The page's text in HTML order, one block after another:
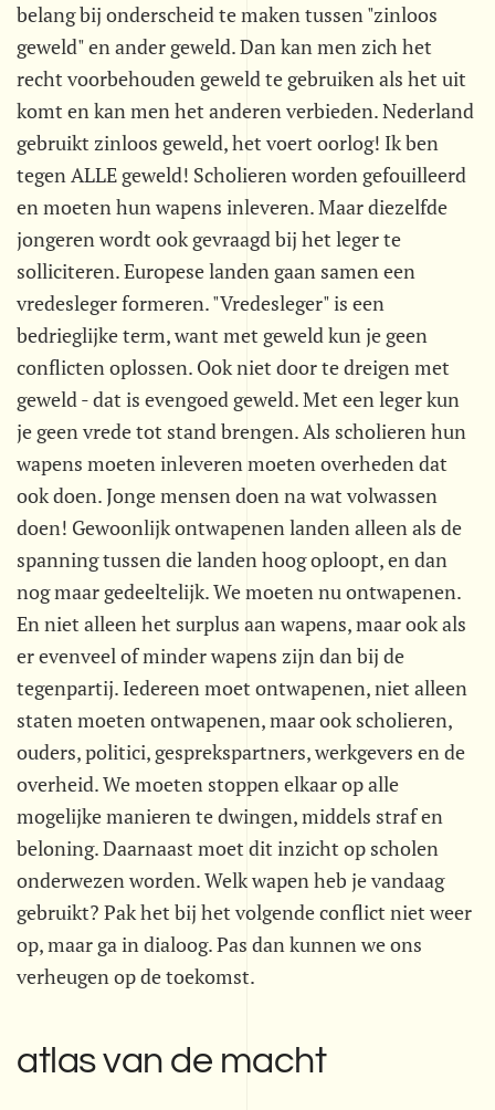
belang bij onderscheid te maken tussen "zinloos
geweld" en ander geweld. Dan kan men zich het
recht voorbehouden geweld te gebruiken als het uit
komt en kan men het anderen verbieden. Nederland
gebruikt zinloos geweld, het voert oorlog! Ik ben
tegen ALLE geweld! Scholieren worden gefouilleerd
en moeten hun wapens inleveren. Maar diezelfde
jongeren wordt ook gevraagd bij het leger te
solliciteren. Europese landen gaan samen een
vredesleger formeren. "Vredesleger" is een
bedrieglijke term, want met geweld kun je geen
conflicten oplossen. Ook niet door te dreigen met
geweld - dat is evengoed geweld. Met een leger kun
je geen vrede tot stand brengen. Als scholieren hun
wapens moeten inleveren moeten overheden dat
ook doen. Jonge mensen doen na wat volwassen
doen! Gewoonlijk ontwapenen landen alleen als de
spanning tussen die landen hoog oploopt, en dan
nog maar gedeeltelijk. We moeten nu ontwapenen.
En niet alleen het surplus aan wapens, maar ook als
er evenveel of minder wapens zijn dan bij de
tegenpartij. Iedereen moet ontwapenen, niet alleen
staten moeten ontwapenen, maar ook scholieren,
ouders, politici, gesprekspartners, werkgevers en de
overheid. We moeten stoppen elkaar op alle
mogelijke manieren te dwingen, middels straf en
beloning. Daarnaast moet dit inzicht op scholen
onderwezen worden. Welk wapen heb je vandaag
gebruikt? Pak het bij het volgende conflict niet weer
op, maar ga in dialoog. Pas dan kunnen we ons
verheugen op de toekomst.
atlas van de macht